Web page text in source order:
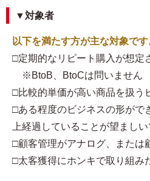
▼対象者
以下を満たす方が主な対象です
□定期的なリピート購入が想定
※BtoB、BtoCは問いません
□比較的単価が高い商品を扱う
□ある程度のビジネスの形がで
上経過していることが望ましい
□顧客管理がアナログ、または
□太客獲得にホンキで取り組み